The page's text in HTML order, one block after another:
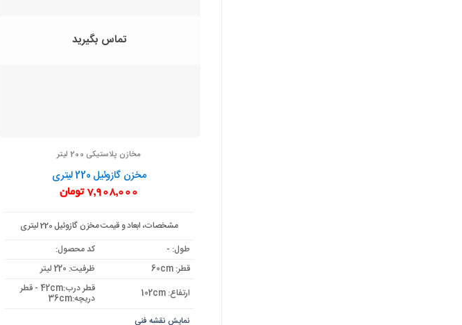
تماس بگیرید
مخازن پلاستیکی 200 لیتر
مخزن گازوئیل 220 لیتری
7,908,000 تومان
مشخصات، ابعاد و قیمت مخزن گازوئیل 220 لیتری
طول: -
کد محصول:
قطر: 60cm
ظرفیت: 220 لیتر
ارتفاع: 102cm
قطر درب:42cm - قطر
دریچه:36cm
نمایش نقشه فنی